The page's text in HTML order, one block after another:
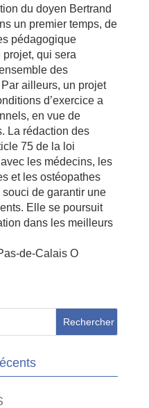
du doyen Bertrand
un premier temps, de
pédagogique
projet, qui sera
des
ailleurs, un projet
d’exercice a
en vue de
La rédaction des
75 de la loi
les médecins, les
et les ostéopathes
de garantir une
Elle se poursuit
dans les meilleurs
de-Calais O